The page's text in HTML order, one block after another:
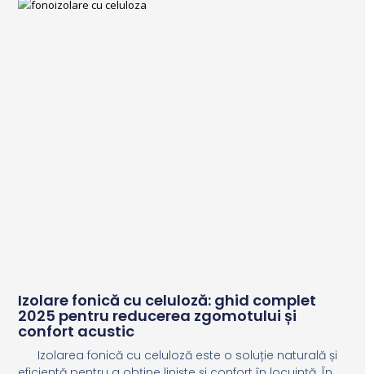
Izolare fonică cu celuloză: ghid complet
2025 pentru reducerea zgomotului și
confort acustic
Izolarea fonică cu celuloză este o soluție naturală și